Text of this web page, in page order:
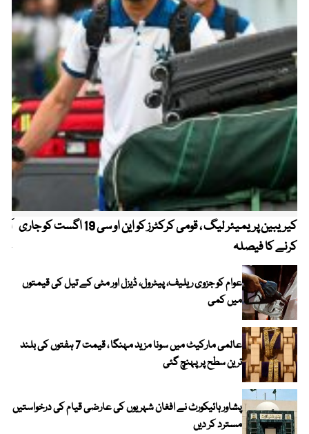
کیریبین پریمیئر لیگ ، قومی کرکٹرز کو این او سی 19 اگست کو جاری
کرنے کا فیصلہ
عوام کو جزوی ریلیف، پیٹرول، ڈیزل اور مٹی کے تیل کی قیمتوں
میں کمی
عالمی مارکیٹ میں سونا مزید مہنگا ، قیمت 7 ہفتوں کی بلند
ترین سطح پر پہنچ گئی
پشاور ہائیکورٹ نے افغان شہریوں کی عارضی قیام کی درخواستیں
مسترد کر دیں